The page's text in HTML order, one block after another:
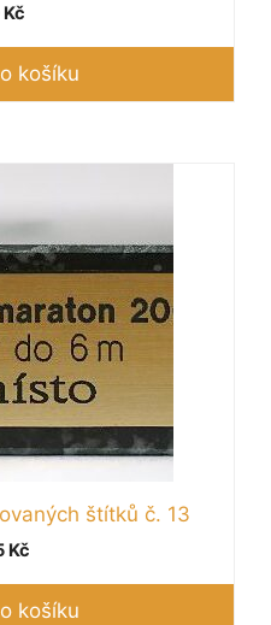
Kč
košíku
štítků č. 13
Kč
košíku